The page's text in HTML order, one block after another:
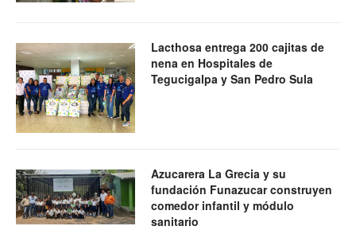
Lacthosa entrega 200 cajitas de
nena en Hospitales de
Tegucigalpa y San Pedro Sula
Azucarera La Grecia y su
fundación Funazucar construyen
comedor infantil y módulo
sanitario